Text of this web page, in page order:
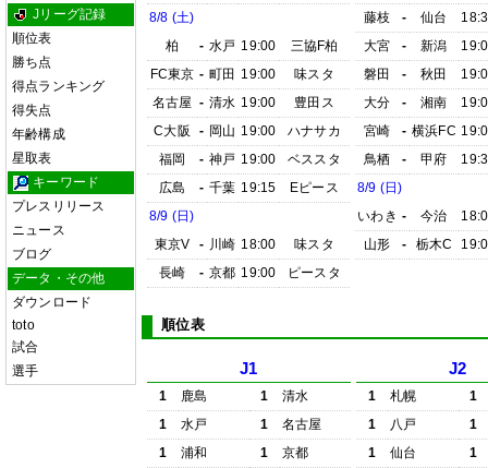
Jリーグ記録
順位表
勝ち点
得点ランキング
得失点
年齢構成
星取表
キーワード
プレスリリース
ニュース
ブログ
データ・その他
ダウンロード
toto
試合
選手
8/8 (土)
柏
- 水戸 19:00
三協F柏
FC東京 - 町田 19:00
味スタ
名古屋 - 清水 19:00
豊田ス
C大阪
- 岡山 19:00
ハナサカ
福岡
- 神戸 19:00
ベススタ
広島
- 千葉 19:15
Eピース
8/9 (日)
東京V
- 川崎 18:00
味スタ
長崎
- 京都 19:00 ピースタ
藤枝
- 仙台
大宮
- 新潟
磐田
- 秋田
大分
- 湘南
宮崎
- 横浜FC
鳥栖
- 甲府
8/9 (日)
いわき - 今治
山形
- 栃木C
順位表
J1
1 鹿島 1
清水
1
水戸 1
名古屋
1
浦和 1
京都
J2
1 札幌
1
1
八戸
1
1
仙台
1